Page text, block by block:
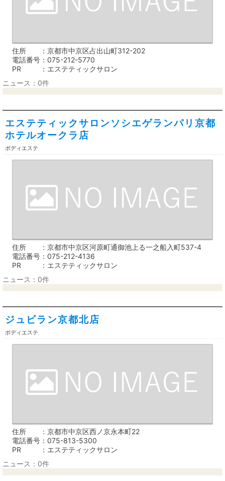
住所
京都市中京区占出山町312-202
電話番号
075-212-5770
PR
エステティックサロン
ニュース：0件
エステティックサロンソシエゲランパリ京都
ホテルオークラ店
ボディエステ
住所
京都市中京区河原町通御池上る一之船入町537-4
電話番号
075-212-4136
PR
エステティックサロン
ニュース：0件
ジュビラン京都北店
ボディエステ
住所
京都市中京区西ノ京永本町22
電話番号
075-813-5300
PR
エステティックサロン
ニュース：0件